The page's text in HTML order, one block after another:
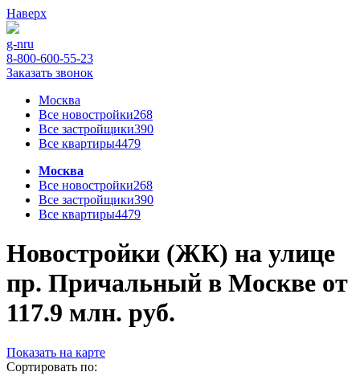
Наверх
g-nru
8-800-600-55-23
Заказать звонок
Москва
Все новостройки268
Все застройщики390
Все квартиры4479
Москва
Все новостройки268
Все застройщики390
Все квартиры4479
Новостройки (ЖК) на улице
пр. Причальный в Москве от
117.9 млн. руб.
Показать на карте
Сортировать по: